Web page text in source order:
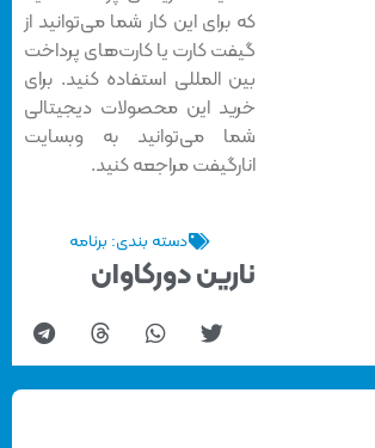
که برای این کار شما می‌توانید از
گیفت کارت یا کارت‌های پرداخت
بین المللی استفاده کنید. برای
خرید این محصولات دیجیتالی
شما می‌توانید به وبسایت
انارگیفت مراجعه کنید.
دسته بندی: برنامه
نارین دورکاوان